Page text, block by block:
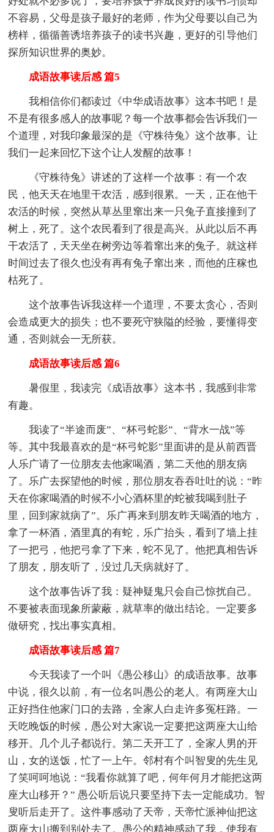
不容易，父母是孩子最好的老师，作为父母要以自己为
榜样，循循善诱培养孩子的读书兴趣，更好的引导他们
探所知识世界的奥妙。
成语故事读后感 篇5
我相信你们都读过《中华成语故事》这本书吧！是
不是有很多感人的故事呢？每一个故事都会告诉我们一
个道理，对我印象最深的是《守株待兔》这个故事。让
我们一起来回忆下这个让人发醒的故事！
《守株待兔》讲述的了这样一个故事：有一个农
民，他天天在地里干农活，感到很累。一天，正在他干
农活的时候，突然从草丛里窜出来一只兔子直接撞到了
树上，死了。这个农民看到了很是高兴。从此以后不再
干农活了，天天坐在树旁边等着窜出来的兔子。就这样
时间过去了很久也没有再有兔子窜出来，而他的庄稼也
枯死了。
这个故事告诉我这样一个道理，不要太贪心，否则
会造成更大的损失；也不要死守狭隘的经验，要懂得变
通，否则就会一无所获。
成语故事读后感 篇6
暑假里，我读完《成语故事》这本书，我感到非常
有趣。
我读了“半途而废”、“杯弓蛇影”、“背水一战”等
等。其中我最喜欢的是“杯弓蛇影”里面讲的是从前西晋
人乐广请了一位朋友去他家喝酒，第二天他的朋友病
了。乐广去探望他的时候，那位朋友吞吞吐吐的说：“昨
天在你家喝酒的时候不小心酒杯里的蛇被我喝到肚子
里，回到家就病了”。乐广再来到朋友昨天喝酒的地方，
拿了一杯酒，酒里真的有蛇，乐广抬头，看到了墙上挂
了一把弓，他把弓拿了下来，蛇不见了。他把真相告诉
了朋友，朋友听了，没过几天病就好了。
这个故事告诉了我：疑神疑鬼只会自己惊扰自己。
不要被表面现象所蒙蔽，就草率的做出结论。一定要多
做研究，找出事实真相。
成语故事读后感 篇7
今天我读了一个叫《愚公移山》的成语故事。故事
中说，很久以前，有一位名叫愚公的老人。有两座大山
正好挡住他家门口的去路，全家人白走许多冤枉路。一
天吃晚饭的时候，愚公对大家说一定要把这两座大山给
移开。几个儿子都说行。第二天开工了，全家人男的开
山，女的送饭，忙了一上午。邻村有个叫智叟的先生见
了笑呵呵地说：“我看你就算了吧，何年何月才能把这两
座大山移开？” 愚公听后说只要坚持下去一定能成功。智
叟听后走开了。这件事感动了天帝，天帝忙派神仙把这
两座大山搬到别处去了。愚公的精神感动了我，使我有